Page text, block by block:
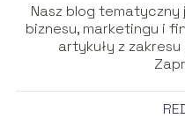
Nasz blog
biznesu, marketingu i
artykuły z